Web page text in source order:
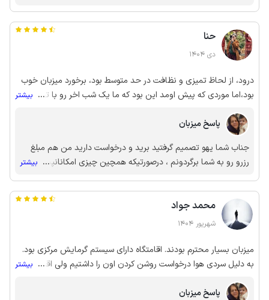
حنا
دی 1404
درود، از لحاظ تمیزی و نظافت در حد متوسط بود، برخورد میزبان خوب
بود،اما موردی که پیش اومد این بود که ما یک شب اخر رو با توافق
از جابه جایی مبلغ رو عودت ندادن، درصورتی که توافق جهت عودت
وجه انجام شده بود
... بیشتر
پاسخ میزبان
جناب شما یهو تصمیم گرفتید برید و درخواست دارید من هم مبلغ
رزرو رو به شما برگردونم ، درصورتیکه همچین چیزی امکانانپذیر
... بیشتر
محمد جواد
شهریور 1404
میزبان بسیار محترم بودند. اقامتگاه دارای سیستم گرمایش مرکزی بود.
به دلیل سردی هوا درخواست روشن کردن اون را داشتیم ولی اقدامی
... بیشتر
پاسخ میزبان